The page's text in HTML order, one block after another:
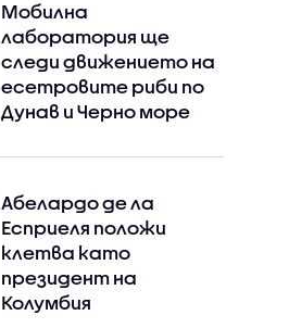
Мобилна
лаборатория ще
следи движението на
есетровите риби по
Дунав и Черно море
Абелардо де ла
Есприеля положи
клетва като
президент на
Колумбия